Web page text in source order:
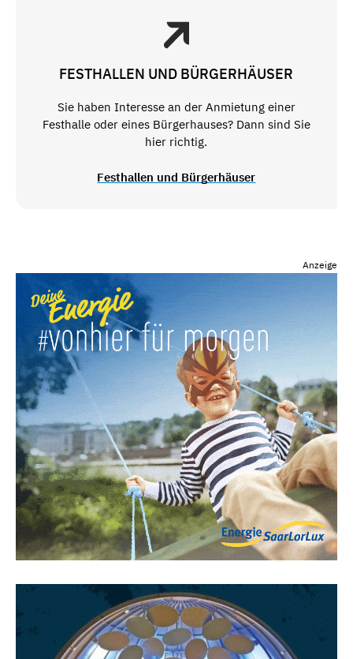
FESTHALLEN UND BÜRGERHÄUSER
Sie haben Interesse an der Anmietung einer
Festhalle oder eines Bürgerhauses? Dann sind Sie
hier richtig.
Festhallen und Bürgerhäuser
Anzeige